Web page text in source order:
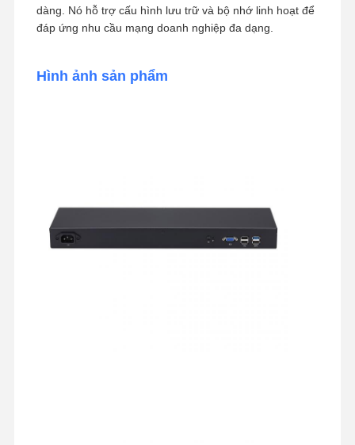
dàng. Nó hỗ trợ cấu hình lưu trữ và bộ nhớ linh hoạt để
đáp ứng nhu cầu mạng doanh nghiệp đa dạng.
Hình ảnh sản phẩm